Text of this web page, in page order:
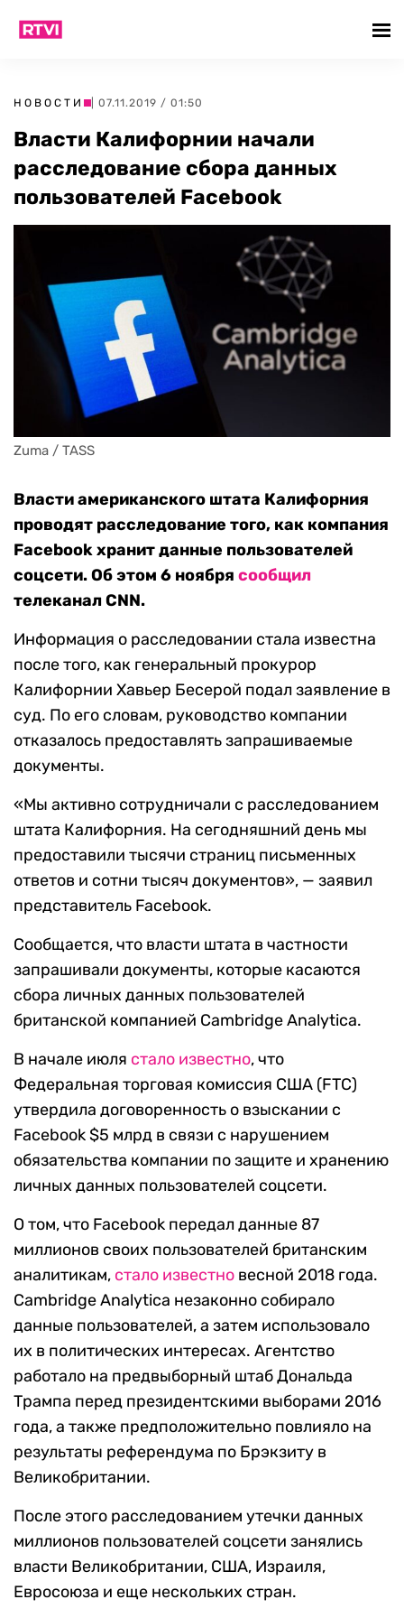
НОВОСТИ | 07.11.2019 / 01:50
Власти Калифорнии начали
расследование сбора данных
пользователей Facebook
Zuma / TASS
Власти американского штата Калифорния
проводят расследование того, как компания
Facebook хранит данные пользователей
соцсети. Об этом 6 ноября сообщил
телеканал CNN.
Информация о расследовании стала известна
после того, как генеральный прокурор
Калифорнии Хавьер Бесерой подал заявление в
суд. По его словам, руководство компании
отказалось предоставлять запрашиваемые
документы.
«Мы активно сотрудничали с расследованием
штата Калифорния. На сегодняшний день мы
предоставили тысячи страниц письменных
ответов и сотни тысяч документов», — заявил
представитель Facebook.
Сообщается, что власти штата в частности
запрашивали документы, которые касаются
сбора личных данных пользователей
британской компанией Cambridge Analytica.
В начале июля стало известно, что
Федеральная торговая комиссия США (FTC)
утвердила договоренность о взыскании с
Facebook $5 млрд в связи с нарушением
обязательства компании по защите и хранению
личных данных пользователей соцсети.
О том, что Facebook передал данные 87
миллионов своих пользователей британским
аналитикам, стало известно весной 2018 года.
Cambridge Analytica незаконно собирало
данные пользователей, а затем использовало
их в политических интересах. Агентство
работало на предвыборный штаб Дональда
Трампа перед президентскими выборами 2016
года, а также предположительно повлияло на
результаты референдума по Брэкзиту в
Великобритании.
После этого расследованием утечки данных
миллионов пользователей соцсети занялись
власти Великобритании, США, Израиля,
Евросоюза и еще нескольких стран.